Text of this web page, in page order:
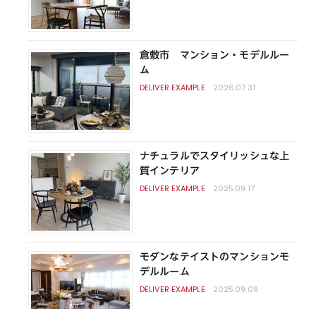
倉敷市 マンション・モデルルー
ム
2026.07.31
ナチュラルでスタイリッシュな上
質インテリア
2025.09.17
モダンなテイストのマンションモ
デルルーム
2025.09.09